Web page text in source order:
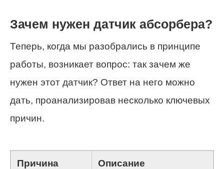
Зачем нужен датчик абсорбера?
Теперь, когда мы разобрались в принципе
работы, возникает вопрос: так зачем же
нужен этот датчик? Ответ на него можно
дать, проанализировав несколько ключевых
причин.
Причина Описание